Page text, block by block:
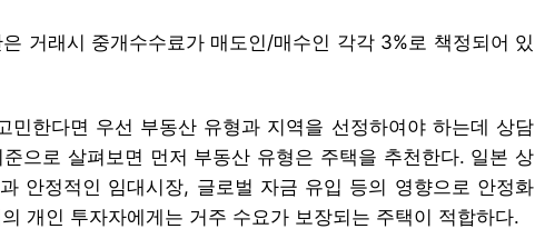
거래시 중개수수료가 매도인/매수인 각각 3%로 책정되어 있
민한다면 우선 부동산 유형과 지역을 선정하여야 하는데 상담
으로 살펴보면 먼저 부동산 유형은 주택을 추천한다. 일본 상
안정적인 임대시장, 글로벌 자금 유입 등의 영향으로 안정화
개인 투자자에게는 거주 수요가 보장되는 주택이 적합하다.